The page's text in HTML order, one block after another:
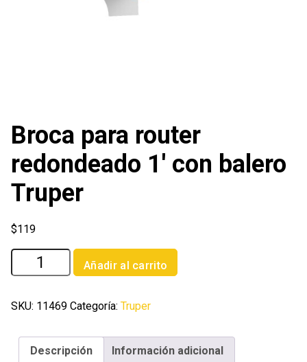
Broca para router
redondeado 1′ con balero
Truper
$119
Broca
para
redondeado
con
balero
Añadir al carrito
SKU: 11469 Categoría: Truper
Descripción Información adicional